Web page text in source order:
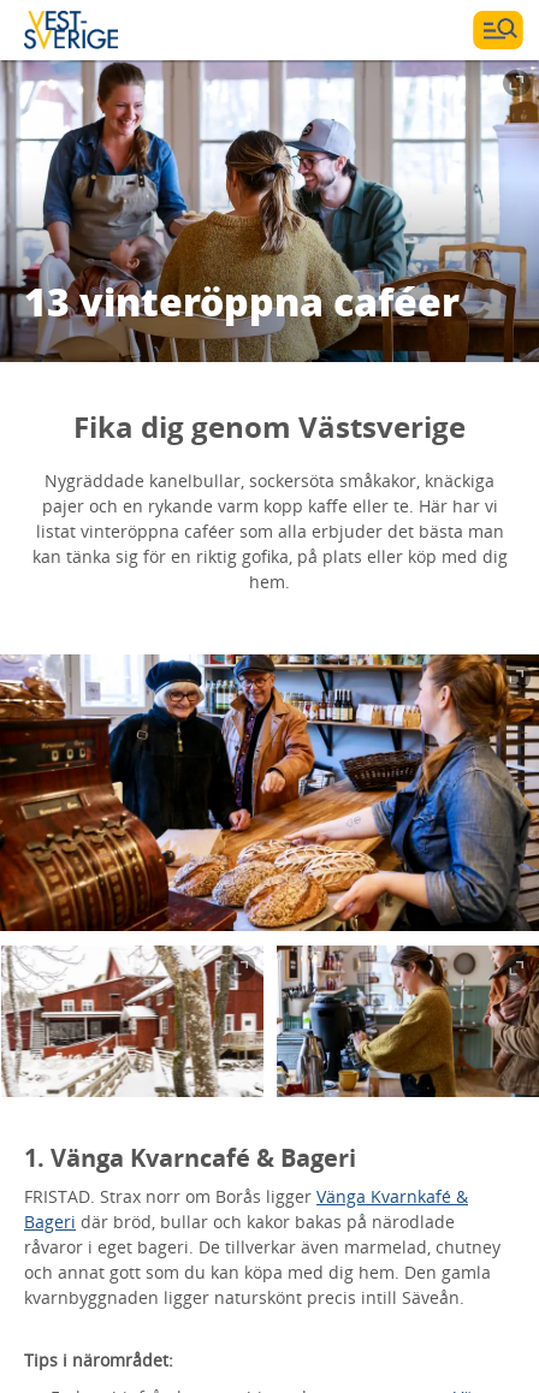
13 vinteröppna caféer
Fika dig genom Västsverige
Nygräddade kanelbullar, sockersöta småkakor, knäckiga
pajer och en rykande varm kopp kaffe eller te. Här har vi
listat vinteröppna caféer som alla erbjuder det bästa man
kan tänka sig för en riktig gofika, på plats eller köp med dig
hem.
1. Vänga Kvarncafé & Bageri
FRISTAD. Strax norr om Borås ligger Vänga Kvarnkafé &
Bageri där bröd, bullar och kakor bakas på närodlade
råvaror i eget bageri. De tillverkar även marmelad, chutney
och annat gott som du kan köpa med dig hem. Den gamla
kvarnbyggnaden ligger naturskönt precis intill Säveån.
Tips i närområdet: